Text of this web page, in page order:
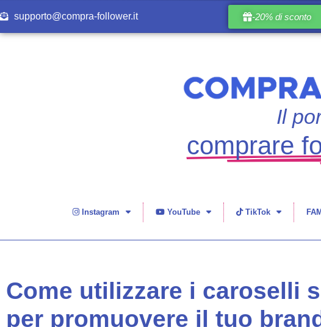
supporto@compra-follower.it -20% di sconto
Il
comprare
Instagram YouTube TikTok
Come utilizzare i caroselli
per promuovere il tuo